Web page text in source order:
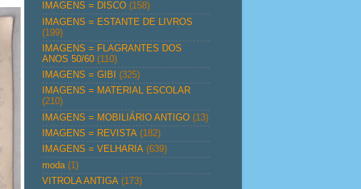
IMAGENS = DISCO (158)
IMAGENS = ESTANTE DE LIVROS
(199)
IMAGENS = FLAGRANTES DOS
ANOS 50/60 (110)
IMAGENS = GIBI
(325)
IMAGENS = MATERIAL ESCOLAR
(210)
IMAGENS = MOBILIÁRIO ANTIGO (13)
IMAGENS = REVISTA (182)
IMAGENS = VELHARIA (639)
moda (1)
VITROLA ANTIGA (173)